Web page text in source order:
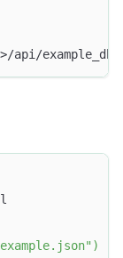
api/
)